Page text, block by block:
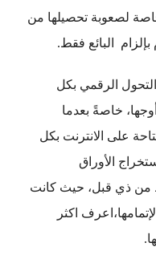
خاصة لصعوبة تحصيلها من
بإلزام البائع فقط.
الرقمي بكل
خاصةً بعدما
على الانترنت بكل
الأوراق
من ذي قبل، حيث كانت
اكثر